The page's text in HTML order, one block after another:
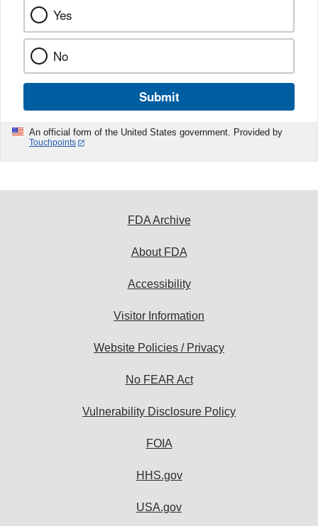
Yes
No
Submit
An official form of the United States government. Provided by
Touchpoints
FDA Archive
About FDA
Accessibility
Visitor Information
Website Policies / Privacy
No FEAR Act
Vulnerability Disclosure Policy
FOIA
HHS.gov
USA.gov